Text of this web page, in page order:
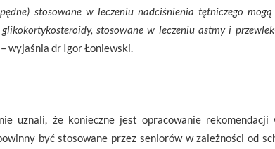
stosowane w leczeniu nadciśnienia tętniczego
stosowane w leczeniu astmy i
– wyjaśnia dr Igor Łoniewski.
uznali, że konieczne jest opracowanie
być stosowane przez seniorów w zależności od